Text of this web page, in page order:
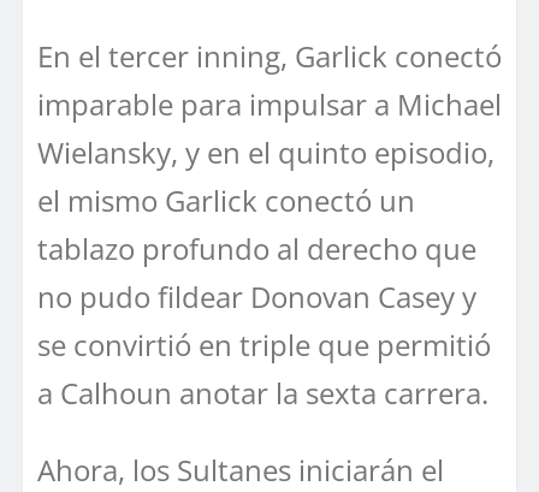
En el tercer inning, Garlick conectó
imparable para impulsar a Michael
Wielansky, y en el quinto episodio,
el mismo Garlick conectó un
tablazo profundo al derecho que
no pudo fildear Donovan Casey y
se convirtió en triple que permitió
a Calhoun anotar la sexta carrera.
Ahora, los Sultanes iniciarán el